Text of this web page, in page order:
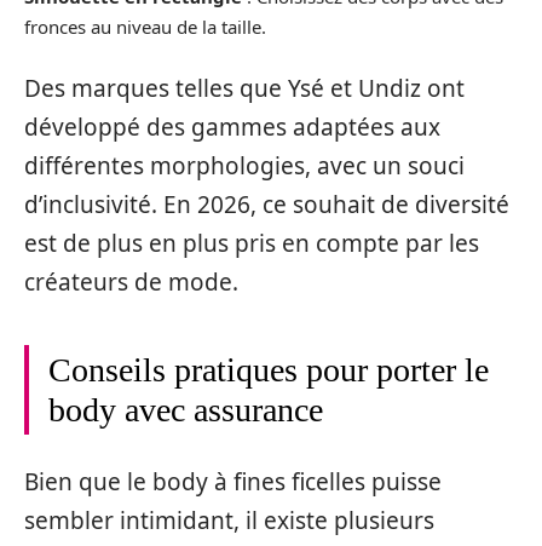
fronces au niveau de la taille.
Des marques telles que Ysé et Undiz ont
développé des gammes adaptées aux
différentes morphologies, avec un souci
d’inclusivité. En 2026, ce souhait de diversité
est de plus en plus pris en compte par les
créateurs de mode.
Conseils pratiques pour porter le
body avec assurance
Bien que le body à fines ficelles puisse
sembler intimidant, il existe plusieurs